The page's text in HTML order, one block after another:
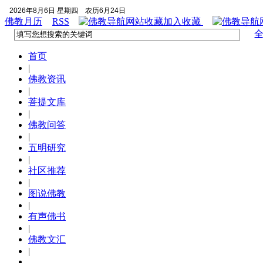
2026年8月6日 星期四 农历6月24日
佛教月历 RSS 加入收藏
首页
|
佛教资讯
|
菩提文库
|
佛教问答
|
五明研究
|
社区推荐
|
图说佛教
|
有声佛书
|
佛教文汇
|